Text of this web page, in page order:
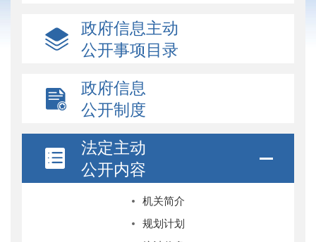
政府信息主动
公开事项目录
政府信息
公开制度
法定主动
公开内容
机关简介
规划计划